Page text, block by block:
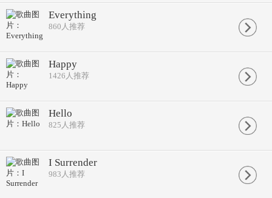
Everything
860 人推荐
Happy
1426 人推荐
Hello
825 人推荐
I Surrender
983 人推荐